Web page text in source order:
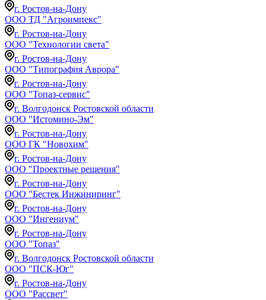
г. Ростов-на-Дону
ООО ТД "Агроимпекс"
г. Ростов-на-Дону
ООО "Технологии света"
г. Ростов-на-Дону
ООО "Типография Аврора"
г. Ростов-на-Дону
ООО "Топаз-сервис"
г. Волгодонск Ростовской области
ООО "Истомино-Эм"
г. Ростов-на-Дону
ООО ГК "Новохим"
г. Ростов-на-Дону
ООО "Проектные решения"
г. Ростов-на-Дону
ООО "Бестек Инжиниринг"
г. Ростов-на-Дону
ООО "Ингениум"
г. Ростов-на-Дону
ООО "Топаз"
г. Волгодонск Ростовской области
ООО "ПСК-Юг"
г. Ростов-на-Дону
ООО "Рассвет"